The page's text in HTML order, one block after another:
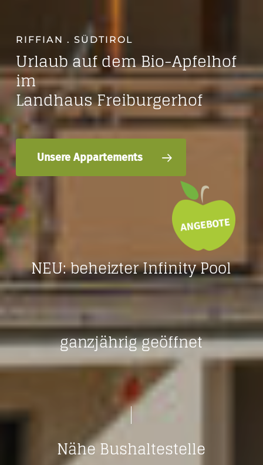
RIFFIAN . SÜDTIROL
Urlaub auf dem Bio-Apfelhof
im
Landhaus Freiburgerhof
Unsere Appartements
NEU: beheizter Infinity Pool
ganzjährig geöffnet
Nähe Bushaltestelle